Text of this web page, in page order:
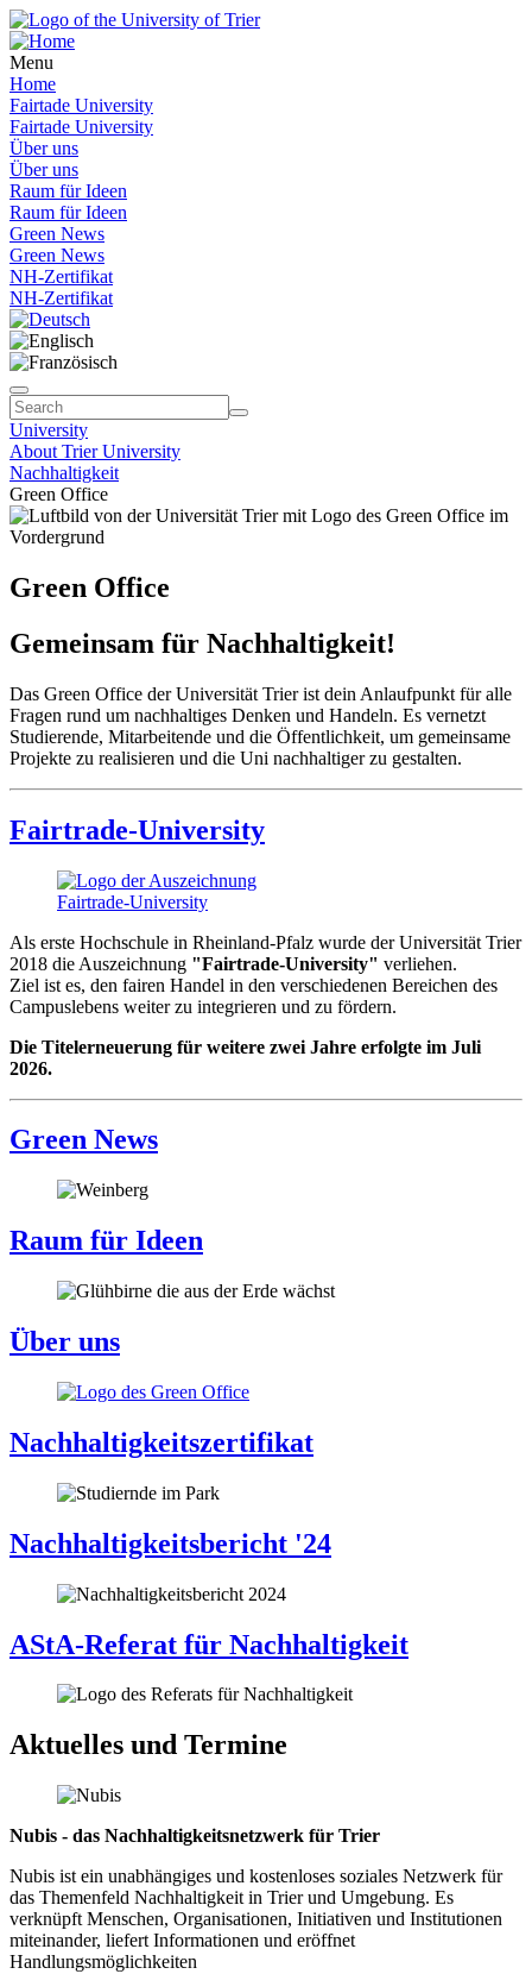
Menu
Home
Fairtade University
Fairtade University
Über uns
Über uns
Raum für Ideen
Raum für Ideen
Green News
Green News
NH-Zertifikat
NH-Zertifikat
University
About Trier University
Nachhaltigkeit
Green Office
Green Office
Gemeinsam für Nachhaltigkeit!
Das Green Office der Universität Trier ist dein Anlaufpunkt für alle
Fragen rund um nachhaltiges Denken und Handeln. Es vernetzt
Studierende, Mitarbeitende und die Öffentlichkeit, um gemeinsame
Projekte zu realisieren und die Uni nachhaltiger zu gestalten.
Fairtrade-University
Als erste Hochschule in Rheinland-Pfalz wurde der Universität Trier
2018 die Auszeichnung "Fairtrade-University" verliehen.
Ziel ist es, den fairen Handel in den verschiedenen Bereichen des
Campuslebens weiter zu integrieren und zu fördern.
Die Titelerneuerung für weitere zwei Jahre erfolgte im Juli
2026.
Green News
Raum für Ideen
Über uns
Nachhaltigkeitszertifikat
Nachhaltigkeitsbericht '24
AStA-Referat für Nachhaltigkeit
Aktuelles und Termine
Nubis - das Nachhaltigkeitsnetzwerk für Trier
Nubis ist ein unabhängiges und kostenloses soziales Netzwerk für
das Themenfeld Nachhaltigkeit in Trier und Umgebung. Es
verknüpft Menschen, Organisationen, Initiativen und Institutionen
miteinander, liefert Informationen und eröffnet
Handlungsmöglichkeiten